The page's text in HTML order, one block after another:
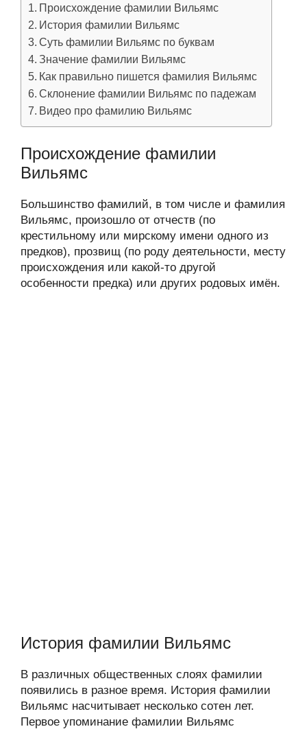
Происхождение фамилии Вильямс
История фамилии Вильямс
Суть фамилии Вильямс по буквам
Значение фамилии Вильямс
Как правильно пишется фамилия Вильямс
Склонение фамилии Вильямс по падежам
Видео про фамилию Вильямс
Происхождение фамилии
Вильямс
Большинство фамилий, в том числе и фамилия
Вильямс, произошло от отчеств (по
крестильному или мирскому имени одного из
предков), прозвищ (по роду деятельности, месту
происхождения или какой-то другой
особенности предка) или других родовых имён.
История фамилии Вильямс
В различных общественных слоях фамилии
появились в разное время. История фамилии
Вильямс насчитывает несколько сотен лет.
Первое упоминание фамилии Вильямс